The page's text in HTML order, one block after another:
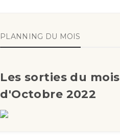
PLANNING DU MOIS
Les sorties du mois
d'Octobre 2022